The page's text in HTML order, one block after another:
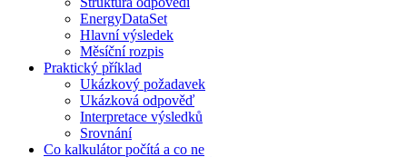
EnergyDataSet
Hlavní výsledek
Měsíční rozpis
Praktický příklad
Ukázkový požadavek
Ukázková odpověď
Interpretace výsledků
Srovnání
Co kalkulátor počítá a co ne